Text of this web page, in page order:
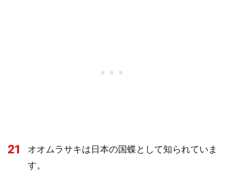
21
オオムラサキは日本の国蝶として知られていま
す。